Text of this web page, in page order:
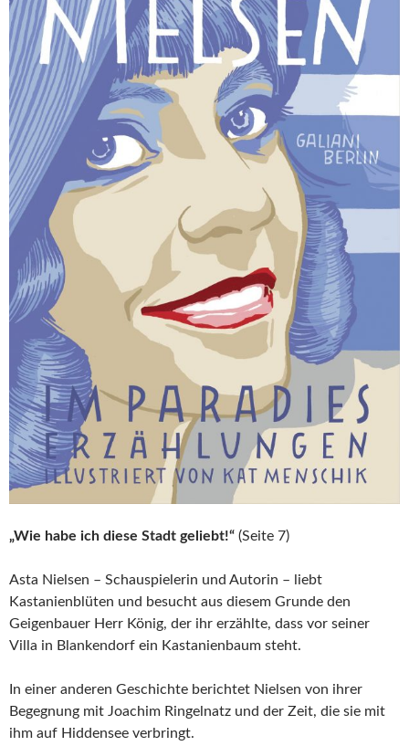
„Wie habe ich diese Stadt geliebt!“ (Seite 7)
Asta Nielsen – Schauspielerin und Autorin – liebt
Kastanienblüten und besucht aus diesem Grunde den
Geigenbauer Herr König, der ihr erzählte, dass vor seiner
Villa in Blankendorf ein Kastanienbaum steht.
In einer anderen Geschichte berichtet Nielsen von ihrer
Begegnung mit Joachim Ringelnatz und der Zeit, die sie mit
ihm auf Hiddensee verbringt.